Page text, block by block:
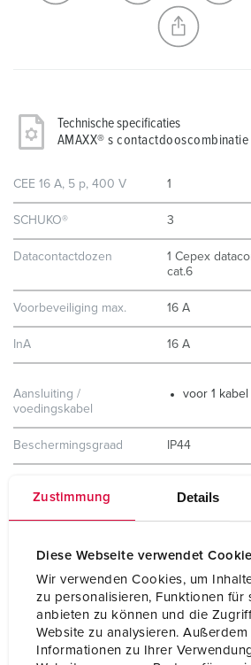
Zustimmung Details
Diese Webseite verwendet
Wir verwenden Cookies, um
zu personalisieren, Funktionen für
anbieten zu können und die
Website zu analysieren.
Informationen zu Ihrer
NIEUW LIJST MAKEN
Technische specificaties
AMAXX® s
CEE 16 A, 5 p, 400 V 1
SCHUKO® 3
Datacontactdozen
1 Cepex
cat.6
Voorbeveiliging max. 16 A
InA 16 A
Aansluiting /
voedingskabel
voor 1 kabel
Beschermingsgraad IP44
Gewicht 2190 g
Hoogte 650 mm
112,5 mm
Combinatie uit voorraad B